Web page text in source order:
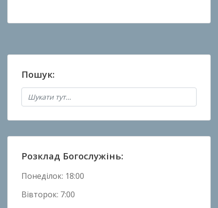
Пошук:
Розклад Богослужінь:
Понеділок: 18:00
Вівторок: 7:00